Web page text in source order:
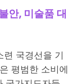
안, 미술품 대
련 국경선을 기
평범한 소비에